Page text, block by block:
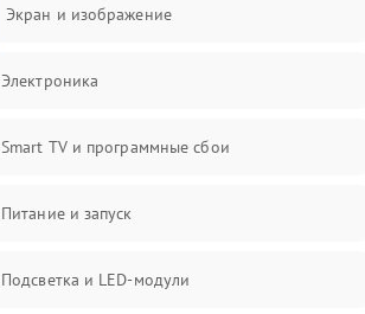
Экран и изображение
Электроника
Smart TV и программные сбои
Питание и запуск
Подсветка и LED-модули